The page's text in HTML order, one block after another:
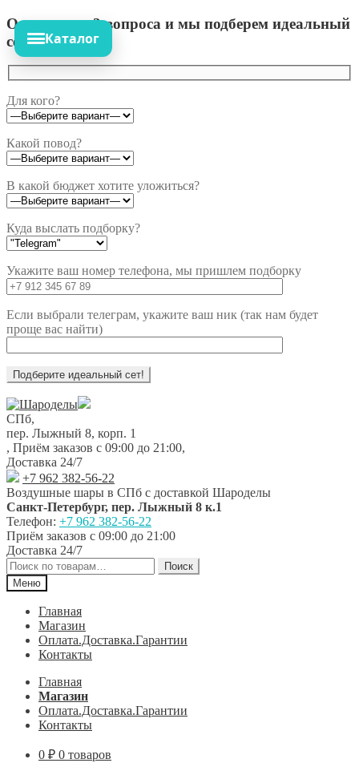
Ответьте на 3 вопроса и мы подберем идеальный
сет!
Для кого?
Какой повод?
В какой бюджет хотите уложиться?
Куда выслать подборку?
Укажите ваш номер телефона, мы пришлем подборку
Если выбрали телеграм, укажите ваш ник (так нам будет
проще вас найти)
Перейти
к
навигации
Перейти
к
содержимому
СПб,
пер. Лыжный 8, корп. 1
, Приём заказов с 09:00 до 21:00,
Доставка 24/7
+7 962 382-56-22
Воздушные шары в СПб с доставкой Шароделы
Санкт-Петербург, пер. Лыжный 8 к.1
Телефон: +7 962 382-56-22
Приём заказов с 09:00 до 21:00
Доставка 24/7
Искать:
Поиск
Меню
Главная
Магазин
Оплата.Доставка.Гарантии
Контакты
Главная
Магазин
Оплата.Доставка.Гарантии
Контакты
0 ₽ 0 товаров
Каталог